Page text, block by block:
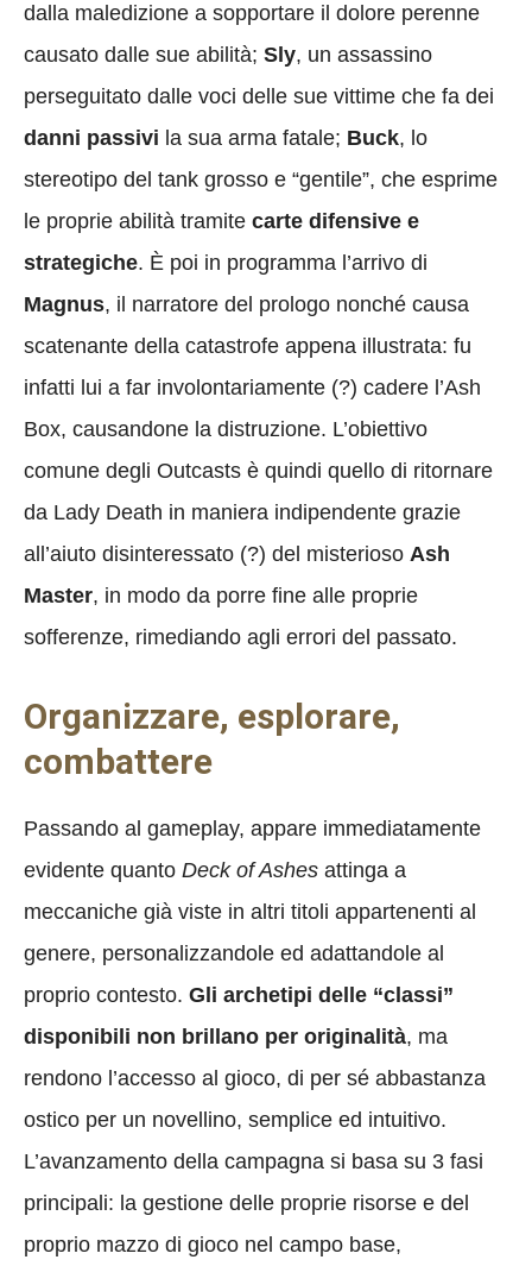
dalla maledizione a sopportare il dolore perenne
causato dalle sue abilità; Sly, un assassino
perseguitato dalle voci delle sue vittime che fa dei
danni passivi la sua arma fatale; Buck, lo
stereotipo del tank grosso e “gentile”, che esprime
le proprie abilità tramite carte difensive e
strategiche. È poi in programma l’arrivo di
Magnus, il narratore del prologo nonché causa
scatenante della catastrofe appena illustrata: fu
infatti lui a far involontariamente (?) cadere l’Ash
Box, causandone la distruzione. L’obiettivo
comune degli Outcasts è quindi quello di ritornare
da Lady Death in maniera indipendente grazie
all’aiuto disinteressato (?) del misterioso Ash
Master, in modo da porre fine alle proprie
sofferenze, rimediando agli errori del passato.
Organizzare, esplorare,
combattere
Passando al gameplay, appare immediatamente
evidente quanto Deck of Ashes attinga a
meccaniche già viste in altri titoli appartenenti al
genere, personalizzandole ed adattandole al
proprio contesto. Gli archetipi delle “classi”
disponibili non brillano per originalità, ma
rendono l’accesso al gioco, di per sé abbastanza
ostico per un novellino, semplice ed intuitivo.
L’avanzamento della campagna si basa su 3 fasi
principali: la gestione delle proprie risorse e del
proprio mazzo di gioco nel campo base,